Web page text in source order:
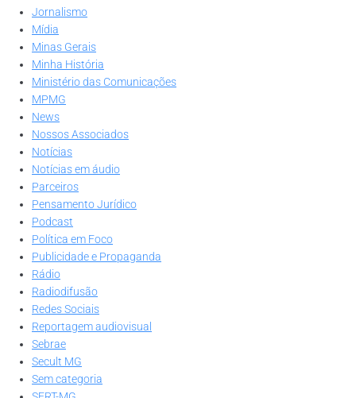
Jornalismo
Mídia
Minas Gerais
Minha História
Ministério das Comunicações
MPMG
News
Nossos Associados
Notícias
Notícias em áudio
Parceiros
Pensamento Jurídico
Podcast
Política em Foco
Publicidade e Propaganda
Rádio
Radiodifusão
Redes Sociais
Reportagem audiovisual
Sebrae
Secult MG
Sem categoria